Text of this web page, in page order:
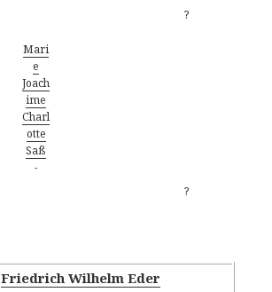
?
Mari
e
Joach
ime
Charl
otte
Saß
-
?
Friedrich Wilhelm Eder